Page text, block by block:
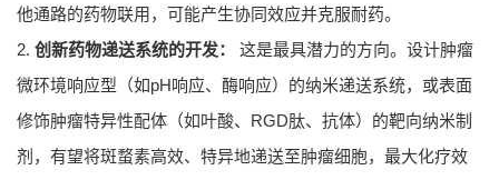
他通路的药物联用，可能产生协同效应并克服耐药。
2. 创新药物递送系统的开发：
这是最具潜力的方向。设计肿瘤
微环境响应型（如pH响应、酶响应）的纳米递送系统，或表面
修饰肿瘤特异性配体（如叶酸、RGD肽、抗体）的靶向纳米制
剂，有望将斑蝥素高效、特异地递送至肿瘤细胞，最大化疗效